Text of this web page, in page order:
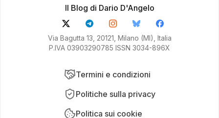
Termini e condizioni
Politiche sulla privacy
Politica sui cookie
Il Blog di Dario D'Angelo
Via Bagutta 13, 20121, Milano (MI), Italia
P.IVA 03903290785 ISSN 3034-896X